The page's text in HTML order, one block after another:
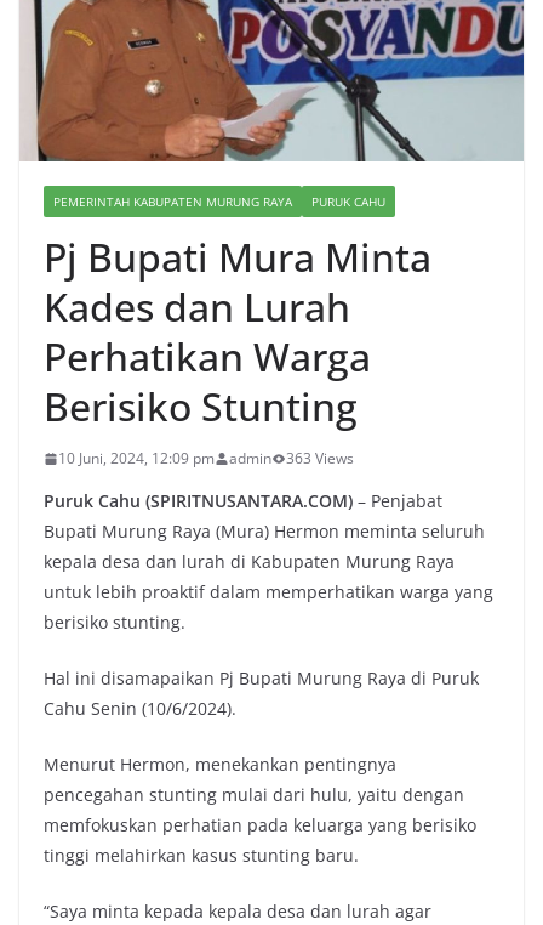
PEMERINTAH KABUPATEN MURUNG RAYA PURUK CAHU
Pj Bupati Mura Minta
Kades dan Lurah
Perhatikan Warga
Berisiko Stunting
10 Juni, 2024, 12:09 pm admin 363 Views
Puruk Cahu (SPIRITNUSANTARA.COM) – Penjabat
Bupati Murung Raya (Mura) Hermon meminta seluruh
kepala desa dan lurah di Kabupaten Murung Raya
untuk lebih proaktif dalam memperhatikan warga yang
berisiko stunting.
Hal ini disamapaikan Pj Bupati Murung Raya di Puruk
Cahu Senin (10/6/2024).
Menurut Hermon, menekankan pentingnya
pencegahan stunting mulai dari hulu, yaitu dengan
memfokuskan perhatian pada keluarga yang berisiko
tinggi melahirkan kasus stunting baru.
“Saya minta kepada kepala desa dan lurah agar